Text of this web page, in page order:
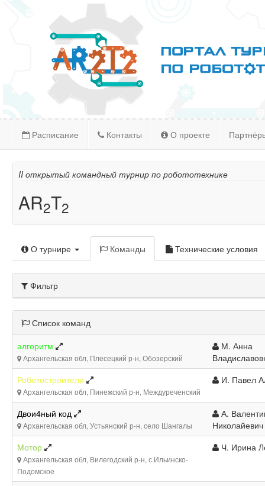
Расписание Контакты О проекте
II открытый командный турнир по робототехнике
AR2T2
О турнире Команды Технические условия
Фильтр
Список команд
алгоритм
Архангельская обл, Плесецкий р-н, Обозерский
М. Анна
Роботостроители
Архангельская обл, Пинежский р-н, Междуреченский
И. Павел
Двои4ный код
Архангельская обл, Устьянский р-н, село Шангалы
А.
Николайевич
Мотор
Архангельская обл, Вилегодский р-н, с.Ильинско-
Подомское
Ч. Ирина